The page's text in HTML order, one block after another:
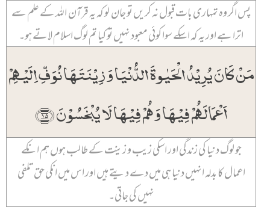
پس اگر وہ تمہاری بات قبول نہ کریں تو جان لو کہ یہ قرآن اللہ کے علم سے
اترا ہے اور یہ کہ اسکے سوا کوئی معبود نہیں تو کیا تم لوگ اسلام لاتے ہو۔
مَنۡ کَانَ یُرِیۡدُ الۡحَیٰوۃَ الدُّنۡیَا وَ زِیۡنَتَہَا نُوَفِّ اِلَیۡہِمۡ
اَعۡمَالَہُمۡ فِیۡہَا وَ ہُمۡ فِیۡہَا لَا یُبۡخَسُوۡنَ ﴿۱۵﴾
جو لوگ دنیا کی زندگی اور اسکی زیب و زینت کے طالب ہوں ہم انکے
اعمال کا بدلہ انہیں دنیا ہی میں دے دیتے ہیں اور اس میں انکی حق تلفی
نہیں کی جاتی۔